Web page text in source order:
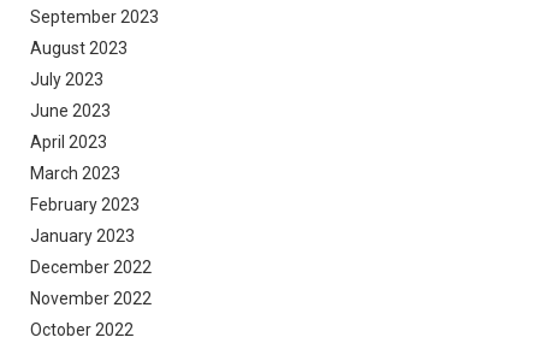
September 2023
August 2023
July 2023
June 2023
April 2023
March 2023
February 2023
January 2023
December 2022
November 2022
October 2022